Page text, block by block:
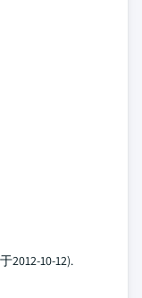
2012-10-12).